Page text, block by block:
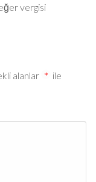
vergisi
alanlar * ile